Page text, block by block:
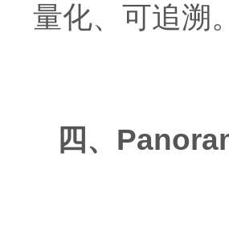
量化、可追溯。
四、